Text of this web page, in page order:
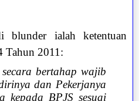
blunder ialah ketentuan
Tahun 2011:
bertahap wajib
dan Pekerjanya
kepada BPJS sesuai